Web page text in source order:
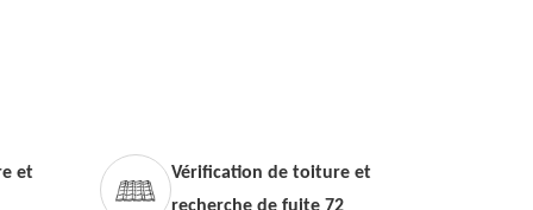
et
Vérification de toiture et